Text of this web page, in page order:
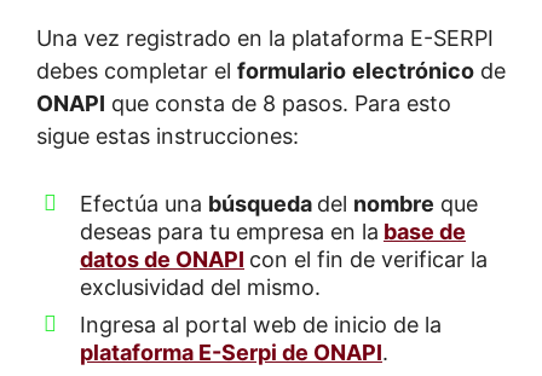
Una vez registrado en la plataforma E-SERPI
debes completar el formulario electrónico de
ONAPI que consta de 8 pasos. Para esto
sigue estas instrucciones:
Efectúa una búsqueda del nombre que
deseas para tu empresa en la base de
datos de ONAPI con el fin de verificar la
exclusividad del mismo.
Ingresa al portal web de inicio de la
plataforma E-Serpi de ONAPI.